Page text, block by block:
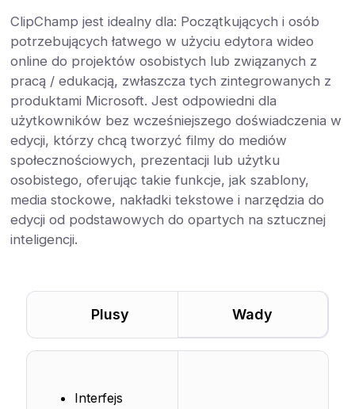
ClipChamp jest idealny dla: Początkujących i osób
potrzebujących łatwego w użyciu edytora wideo
online do projektów osobistych lub związanych z
pracą / edukacją, zwłaszcza tych zintegrowanych z
produktami Microsoft. Jest odpowiedni dla
użytkowników bez wcześniejszego doświadczenia w
edycji, którzy chcą tworzyć filmy do mediów
społecznościowych, prezentacji lub użytku
osobistego, oferując takie funkcje, jak szablony,
media stockowe, nakładki tekstowe i narzędzia do
edycji od podstawowych do opartych na sztucznej
inteligencji.
Plusy Wady
Interfejs